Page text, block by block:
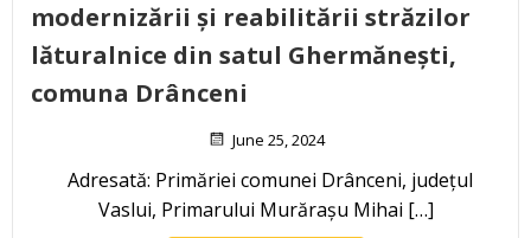
modernizării și reabilitării străzilor
lăturalnice din satul Ghermănești,
comuna Drânceni
June 25, 2024
Adresată: Primăriei comunei Drânceni, județul
Vaslui, Primarului Murărașu Mihai […]